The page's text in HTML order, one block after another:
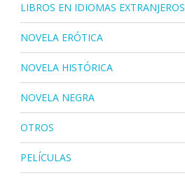
LIBROS EN IDIOMAS EXTRANJEROS
NOVELA ERÓTICA
NOVELA HISTÓRICA
NOVELA NEGRA
OTROS
PELÍCULAS